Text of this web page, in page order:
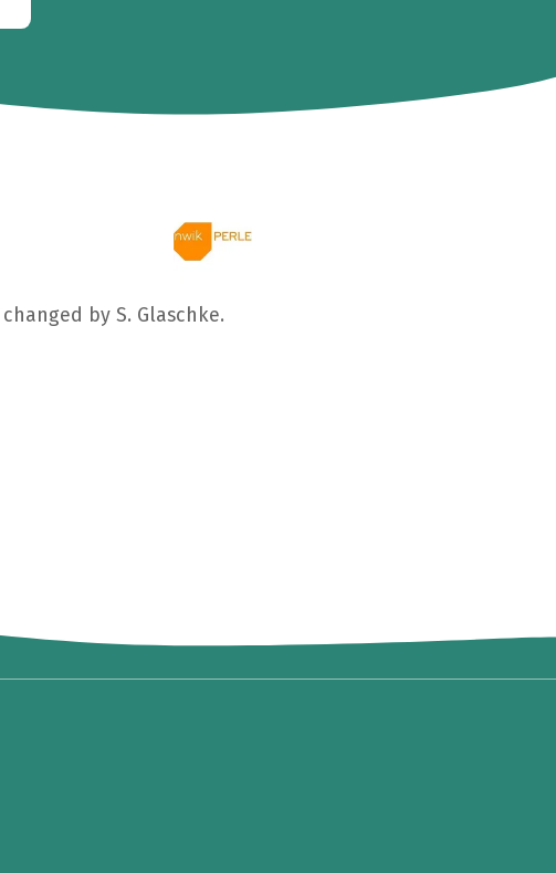
by S. Glaschke.